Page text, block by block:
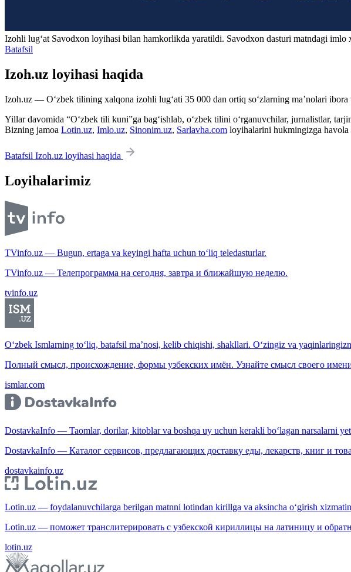
Izohli lugʻat Savodxon loyihasi bilan hamkorlikda yaratildi. Savodxon dasturi matndagi imlo
Batafsil
Izoh.uz loyihasi haqida
Izoh.uz — O‘zbek tilining xalqona izohli lug‘ati 35 000 dan ortiq so‘zlarning ma’nolari
Yillar davomida “O‘zbek tili kuni”ga bag‘ishlab, o‘zbek tilini o‘rganuvchilar, jurnalistlar,
Bizning jamoa Lotin.uz, Imlo.uz, Sinonim.uz, Sarlavha.com loyihalarini hukmingizga havola
Batafsil Izoh.uz loyihasi haqida
Loyihalarimiz
TVinfo.uz — Bugun, ertaga va keyingi hafta uchun to‘liq teledasturlar.
TVinfo.uz — Телепрограмма на сегодня, завтра и ближайшую неделю.
tvinfo.uz
O‘zbek Ismlarning to‘liq, batafsil ma’nosi, kelib chiqishi, shakllari. O‘zingiz va
Полный смысл, происхождение, формы узбекских имён. Узнайте смысл своего
ismlar.com
DostavkaInfo — Taomlar, dorilar, kitoblar va boshqa uy uchun kerakli bo‘lagan narsalarni
DostavkaInfo — Каталог сервисов, предлагающих доставку еды, лекарств, книг и
dostavkainfo.uz
Lotin.uz — foydalanuvchilarga berilgan matnni lotindan kirillga va aksincha o‘girish
Lotin.uz — поможет транслитерировать с узбекской кириллицы на латиницу и
lotin.uz